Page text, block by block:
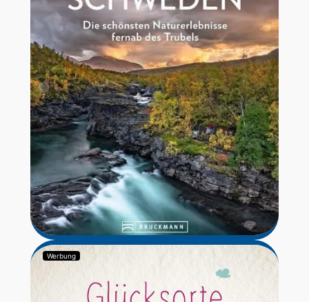
Werbung